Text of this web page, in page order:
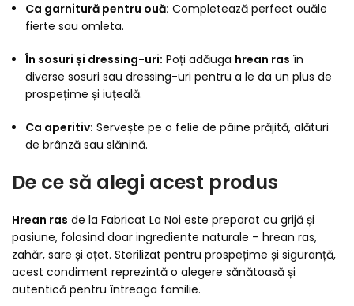
Ca garnitură pentru ouă: Completează perfect ouăle
fierte sau omleta.
În sosuri și dressing-uri: Poți adăuga hrean ras în
diverse sosuri sau dressing-uri pentru a le da un plus de
prospețime și iuțeală.
Ca aperitiv: Servește pe o felie de pâine prăjită, alături
de brânză sau slănină.
De ce să alegi acest produs
Hrean ras de la Fabricat La Noi este preparat cu grijă și
pasiune, folosind doar ingrediente naturale – hrean ras,
zahăr, sare și oțet. Sterilizat pentru prospețime și siguranță,
acest condiment reprezintă o alegere sănătoasă și
autentică pentru întreaga familie.